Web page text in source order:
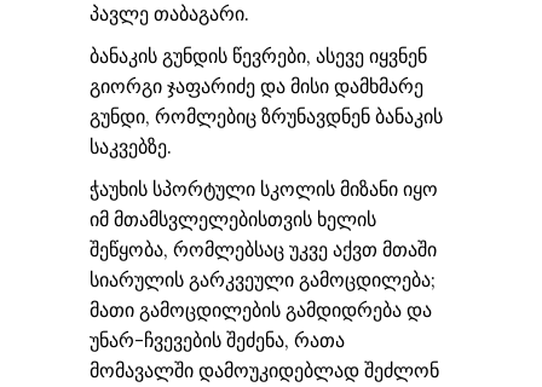
პავლე თაბაგარი.
ბანაკის გუნდის წევრები, ასევე იყვნენ
გიორგი ჯაფარიძე და მისი დამხმარე
გუნდი, რომლებიც ზრუნავდნენ ბანაკის
საკვებზე.
ჭაუხის სპორტული სკოლის მიზანი იყო
იმ მთამსვლელებისთვის ხელის
შეწყობა, რომლებსაც უკვე აქვთ მთაში
სიარულის გარკვეული გამოცდილება;
მათი გამოცდილების გამდიდრება და
უნარ-ჩვევების შეძენა, რათა
მომავალში დამოუკიდებლად შეძლონ